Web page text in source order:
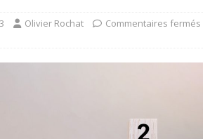
Olivier Rochat Commentaires fermés